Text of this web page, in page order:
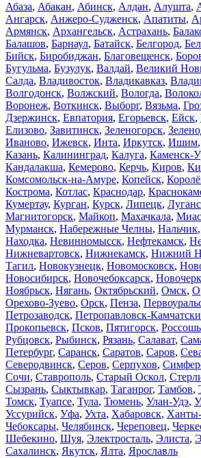
Абаза, Абакан, Абинск, Алдан, Алушта,
Ангарск, Анжеро-Судженск, Апатиты,
Армянск, Архангельск, Астрахань,
Балашов, Барнаул, Батайск, Белгород,
Бийск, Биробиджан, Благовещенск,
Бугульма, Бузулук, Валдай, Великий
Салда, Владивосток, Владикавказ,
Волгодонск, Волжский, Вологда,
Воронеж, Воткинск, Выборг, Вязьма,
Дзержинск, Евпатория, Егорьевск, Ейск,
Елизово, Завитинск, Зеленогорск,
Иваново, Ижевск, Инта, Иркутск, Ишим,
Казань, Калининград, Калуга, Каменск-
Кандалакша, Кемерово, Керчь, Киров,
Комсомольск-на-Амуре, Копейск,
Кострома, Котлас, Краснодар,
Кумертау, Курган, Курск, Липецк,
Магнитогорск, Майкоп, Махачкала,
Мурманск, Набережные Челны, Нальчик,
Находка, Невинномысск, Нефтекамск,
Нижневартовск, Нижнекамск, Нижний
Тагил, Новокузнецк, Новомосковск,
Новосибирск, Новочебоксарск,
Ноябрьск, Нягань, Октябрьский, Омск,
Орехово-Зуево, Орск, Пенза,
Петрозаводск, Петропавловск-
Прокопьевск, Псков, Пятигорск, Россошь
Рубцовск, Рыбинск, Рязань, Салават,
Петербург, Саранск, Саратов, Саров,
Северодвинск, Серов, Серпухов,
Сочи, Ставрополь, Старый Оскол,
Сызрань, Сыктывкар, Таганрог, Тамбов,
Томск, Туапсе, Тула, Тюмень, Улан-Удэ,
Уссурийск, Уфа, Ухта, Хабаровск,
Чебоксары, Челябинск, Череповец,
Шебекино, Шуя, Электросталь, Элиста,
Сахалинск, Якутск, Ялта, Ярославль